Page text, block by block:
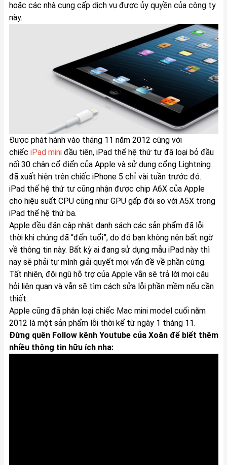
hoặc các nhà cung cấp dịch vụ được ủy quyền của công ty
này.
Được phát hành vào tháng 11 năm 2012 cùng với
chiếc iPad miniđầu tiên, iPad thế hệ thứ tư đã loại bỏ đầu
nối 30 chân cổ điển của Apple và sử dụng cổng Lightning
đã xuất hiện trên chiếc iPhone 5 chỉ vài tuần trước đó.
iPad thế hệ thứ tư cũng nhận được chip A6X của Apple
cho hiệu suất CPU cũng như GPU gấp đôi so với A5X trong
iPad thế hệ thứ ba.
Apple đều đặn cập nhật danh sách các sản phẩm đã lỗi
thời khi chúng đã “đến tuổi”, do đó bạn không nên bất ngờ
về thông tin này. Bất kỳ ai đang sử dụng mẫu iPad này thì
nay sẽ phải tự mình giải quyết mọi vấn đề về phần cứng.
Tất nhiên, đội ngũ hỗ trợ của Apple vẫn sẽ trả lời mọi câu
hỏi liên quan và vẫn sẽ tìm cách sửa lỗi phần mềm nếu cần
thiết.
Apple cũng đã phân loại chiếc Mac mini model cuối năm
2012 là một sản phẩm lỗi thời kể từ ngày 1 tháng 11.
Đừng quên Follow kênh Youtube của Xoăn để biết thêm
nhiều thông tin hữu ích nha: